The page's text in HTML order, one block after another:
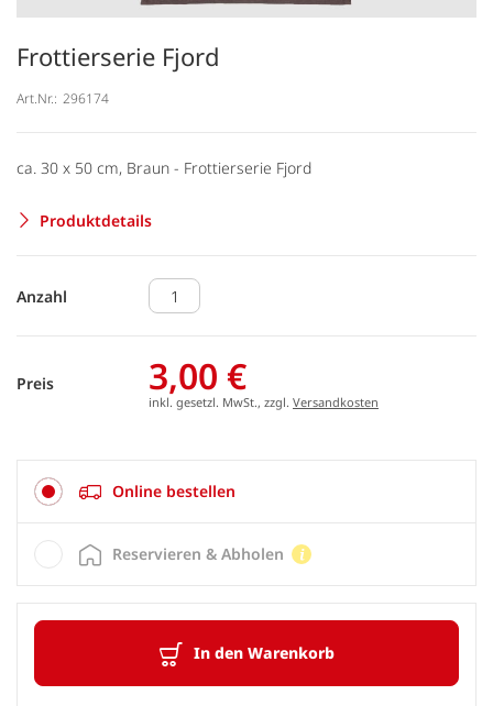
Frottierserie Fjord
Art.Nr.: 296174
ca. 30 x 50 cm, Braun - Frottierserie Fjord
Produktdetails
Anzahl
Preis 3,00 €
inkl. gesetzl. MwSt., zzgl. Versandkosten
Online bestellen
In den Warenkorb
Reservieren & Abholen